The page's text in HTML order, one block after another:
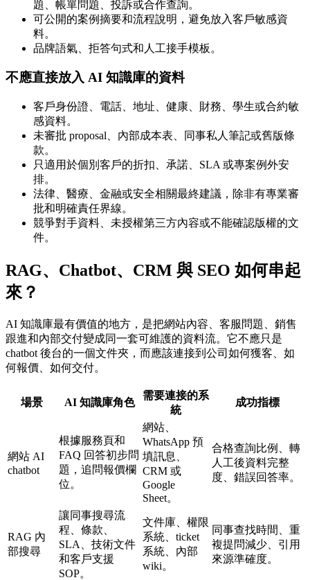
題、帳單問題、投訴或合作查詢。
可公開的案例摘要和流程說明，避免放入客戶敏感資
料。
品牌語氣、拒答句式和人工接手模板。
不應直接放入 AI 知識庫的資料
客戶身份證、電話、地址、健康、財務、學生或合約敏
感資料。
未審批 proposal、內部成本表、同事私人筆記或舊版條
款。
只適用於個別客戶的折扣、承諾、SLA 或專案例外安
排。
法律、醫療、金融或安全相關最終建議，除非有專業審
批和明確責任界線。
競爭對手資料、未授權第三方內容或不能確認版權的文
件。
RAG、Chatbot、CRM 與 SEO 如何串起
來？
AI 知識庫最有價值的地方，是把網站內容、客服問題、銷售
跟進和內部交付變成同一套可維護的資料流。它不應只是
chatbot 後台的一個文件夾，而應該連接到公司如何獲客、如
何報價、如何交付。
場景 AI 知識庫角色
需要連接的系
統
成功指標
網站 AI
chatbot
根據服務頁和
FAQ 回答初步問
題，追問報價欄
位。
網站、
WhatsApp 預
填訊息、
CRM 或
Google
Sheet。
合格查詢比例、轉
人工後資料完整
度、錯誤回答率。
RAG 內
部搜尋
讓同事搜尋流
程、條款、
SLA、技術文件
和客戶支援
SOP。
文件庫、權限
系統、ticket
系統、內部
wiki。
同事查找時間、重
複提問減少、引用
來源準確度。